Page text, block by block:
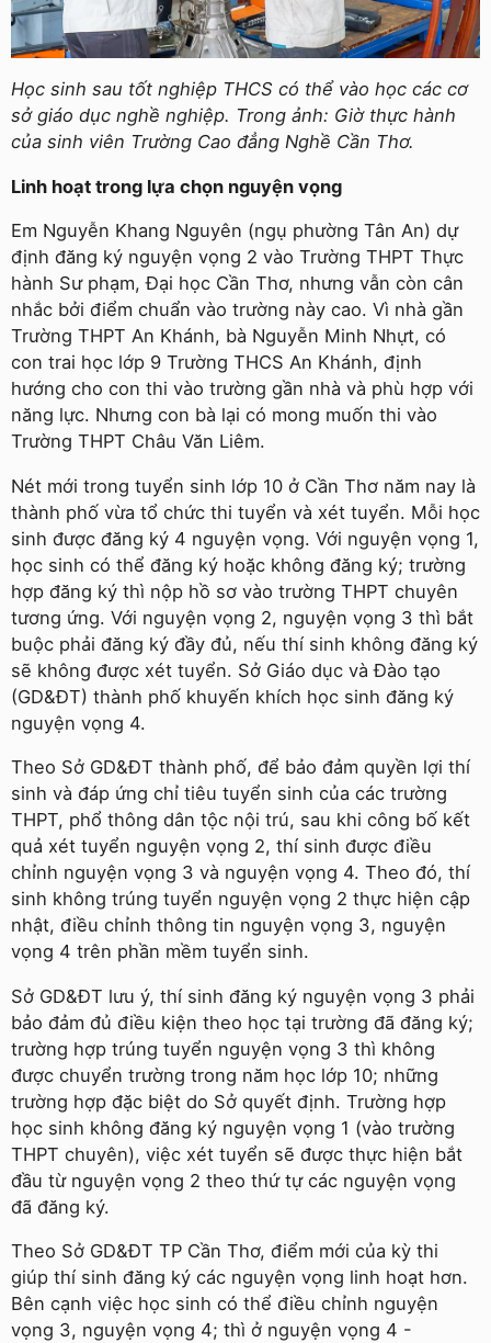
Học sinh sau tốt nghiệp THCS có thể vào học các cơ
sở giáo dục nghề nghiệp. Trong ảnh: Giờ thực hành
của sinh viên Trường Cao đẳng Nghề Cần Thơ.
Linh hoạt trong lựa chọn nguyện vọng
Em Nguyễn Khang Nguyên (ngụ phường Tân An) dự
định đăng ký nguyện vọng 2 vào Trường THPT Thực
hành Sư phạm, Đại học Cần Thơ, nhưng vẫn còn cân
nhắc bởi điểm chuẩn vào trường này cao. Vì nhà gần
Trường THPT An Khánh, bà Nguyễn Minh Nhựt, có
con trai học lớp 9 Trường THCS An Khánh, định
hướng cho con thi vào trường gần nhà và phù hợp với
năng lực. Nhưng con bà lại có mong muốn thi vào
Trường THPT Châu Văn Liêm.
Nét mới trong tuyển sinh lớp 10 ở Cần Thơ năm nay là
thành phố vừa tổ chức thi tuyển và xét tuyển. Mỗi học
sinh được đăng ký 4 nguyện vọng. Với nguyện vọng 1,
học sinh có thể đăng ký hoặc không đăng ký; trường
hợp đăng ký thì nộp hồ sơ vào trường THPT chuyên
tương ứng. Với nguyện vọng 2, nguyện vọng 3 thì bắt
buộc phải đăng ký đầy đủ, nếu thí sinh không đăng ký
sẽ không được xét tuyển. Sở Giáo dục và Đào tạo
(GD&ĐT) thành phố khuyến khích học sinh đăng ký
nguyện vọng 4.
Theo Sở GD&ĐT thành phố, để bảo đảm quyền lợi thí
sinh và đáp ứng chỉ tiêu tuyển sinh của các trường
THPT, phổ thông dân tộc nội trú, sau khi công bố kết
quả xét tuyển nguyện vọng 2, thí sinh được điều
chỉnh nguyện vọng 3 và nguyện vọng 4. Theo đó, thí
sinh không trúng tuyển nguyện vọng 2 thực hiện cập
nhật, điều chỉnh thông tin nguyện vọng 3, nguyện
vọng 4 trên phần mềm tuyển sinh.
Sở GD&ĐT lưu ý, thí sinh đăng ký nguyện vọng 3 phải
bảo đảm đủ điều kiện theo học tại trường đã đăng ký;
trường hợp trúng tuyển nguyện vọng 3 thì không
được chuyển trường trong năm học lớp 10; những
trường hợp đặc biệt do Sở quyết định. Trường hợp
học sinh không đăng ký nguyện vọng 1 (vào trường
THPT chuyên), việc xét tuyển sẽ được thực hiện bắt
đầu từ nguyện vọng 2 theo thứ tự các nguyện vọng
đã đăng ký.
Theo Sở GD&ĐT TP Cần Thơ, điểm mới của kỳ thi
giúp thí sinh đăng ký các nguyện vọng linh hoạt hơn.
Bên cạnh việc học sinh có thể điều chỉnh nguyện
vọng 3, nguyện vọng 4; thì ở nguyện vọng 4 -